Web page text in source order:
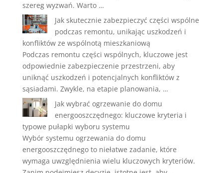
szereg wyzwań. Warto …
Jak skutecznie zabezpieczyć części wspólne
podczas remontu, unikając uszkodzeń i
konfliktów ze wspólnotą mieszkaniową
Podczas remontu części wspólnych, kluczowe jest
odpowiednie zabezpieczenie przestrzeni, aby
uniknąć uszkodzeń i potencjalnych konfliktów z
sąsiadami. Zwykle, na etapie planowania, …
Jak wybrać ogrzewanie do domu
energooszczędnego: kluczowe kryteria i
typowe pułapki wyboru systemu
Wybór systemu ogrzewania do domu
energooszczędnego to niełatwe zadanie, które
wymaga uwzględnienia wielu kluczowych kryteriów.